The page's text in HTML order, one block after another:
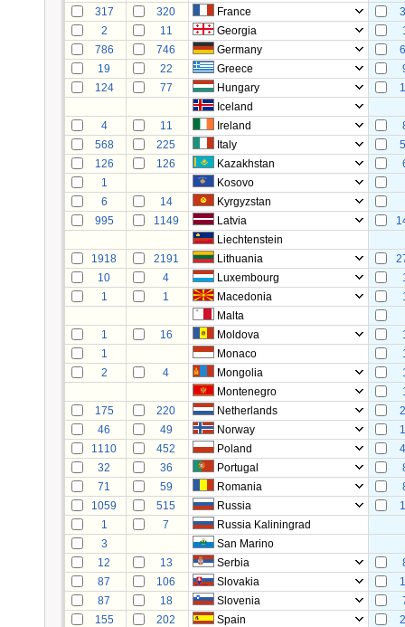
317
320 France
2
11 Georgia
786
746 Germany
19
22 Greece
124
77 Hungary
Iceland
4
11 Ireland
568
225 Italy
126
126 Kazakhstan
1
Kosovo
6
14
Kyrgyzstan
995
1149 Latvia
Liechtenstein
1918
2191 Lithuania
10
4 Luxembourg
1
1 Macedonia
Malta
1
16 Moldova
1
Monaco
2
4 Mongolia
Montenegro
175
220 Netherlands
46
49 Norway
1110
452 Poland
32
36 Portugal
71
59 Romania
1059
515 Russia
1
7
Russia Kaliningrad
3
San Marino
12
13 Serbia
87
106 Slovakia
87
18 Slovenia
155
202 Spain